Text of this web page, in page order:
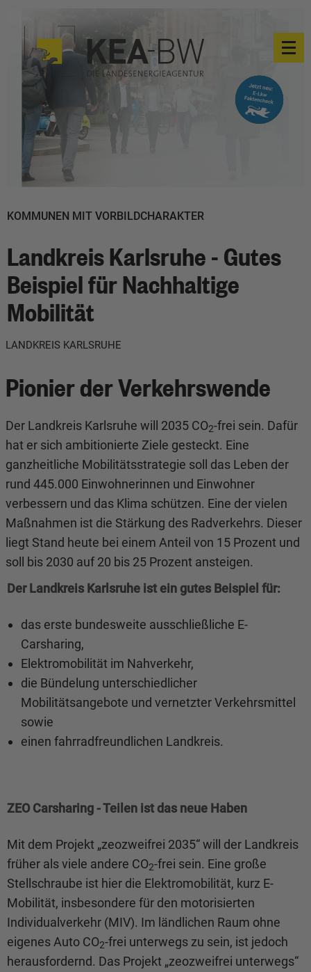
KOMMUNEN MIT VORBILDCHARAKTER
Landkreis Karlsruhe - Gutes
Beispiel für Nachhaltige
Mobilität
LANDKREIS KARLSRUHE
Pionier der Verkehrswende
Der Landkreis Karlsruhe will 2035 CO2-frei sein. Dafür
hat er sich ambitionierte Ziele gesteckt. Eine
ganzheitliche Mobilitätsstrategie soll das Leben der
rund 445.000 Einwohnerinnen und Einwohner
verbessern und das Klima schützen. Eine der vielen
Maßnahmen ist die Stärkung des Radverkehrs. Dieser
liegt Stand heute bei einem Anteil von 15 Prozent und
soll bis 2030 auf 20 bis 25 Prozent ansteigen.
Der Landkreis Karlsruhe ist ein gutes Beispiel für:
das erste bundesweite ausschließliche E-
Carsharing,
Elektromobilität im Nahverkehr,
die Bündelung unterschiedlicher
Mobilitätsangebote und vernetzter Verkehrsmittel
sowie
einen fahrradfreundlichen Landkreis.
ZEO Carsharing - Teilen ist das neue Haben
Mit dem Projekt „zeozweifrei 2035“ will der Landkreis
früher als viele andere CO2-frei sein. Eine große
Stellschraube ist hier die Elektromobilität, kurz E-
Mobilität, insbesondere für den motorisierten
Individualverkehr (MIV). Im ländlichen Raum ohne
eigenes Auto CO2-frei unterwegs zu sein, ist jedoch
herausfordernd. Das Projekt „zeozweifrei unterwegs“